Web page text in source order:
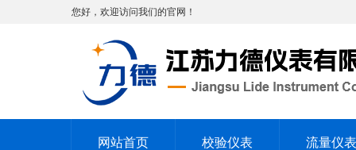
您好，欢迎访问我们的官网！
网站首页 校验仪表 流量仪表